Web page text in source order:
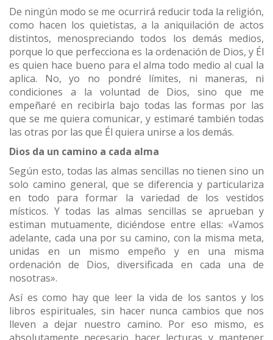
De ningún modo se me ocurrirá reducir toda la religión,
como hacen los quietistas, a la aniquilación de actos
distintos, menospreciando todos los demás medios,
porque lo que perfecciona es la ordenación de Dios, y Él
es quien hace bueno para el alma todo medio al cual la
aplica. No, yo no pondré límites, ni maneras, ni
condiciones a la voluntad de Dios, sino que me
empeñaré en recibirla bajo todas las formas por las
que se me quiera comunicar, y estimaré también todas
las otras por las que Él quiera unirse a los demás.
Dios da un camino a cada alma
Según esto, todas las almas sencillas no tienen sino un
solo camino general, que se diferencia y particulariza
en todo para formar la variedad de los vestidos
místicos. Y todas las almas sencillas se aprueban y
estiman mutuamente, diciéndose entre ellas: «Vamos
adelante, cada una por su camino, con la misma meta,
unidas en un mismo empeño y en una misma
ordenación de Dios, diversificada en cada una de
nosotras».
Así es como hay que leer la vida de los santos y los
libros espirituales, sin hacer nunca cambios que nos
lleven a dejar nuestro camino. Por eso mismo, es